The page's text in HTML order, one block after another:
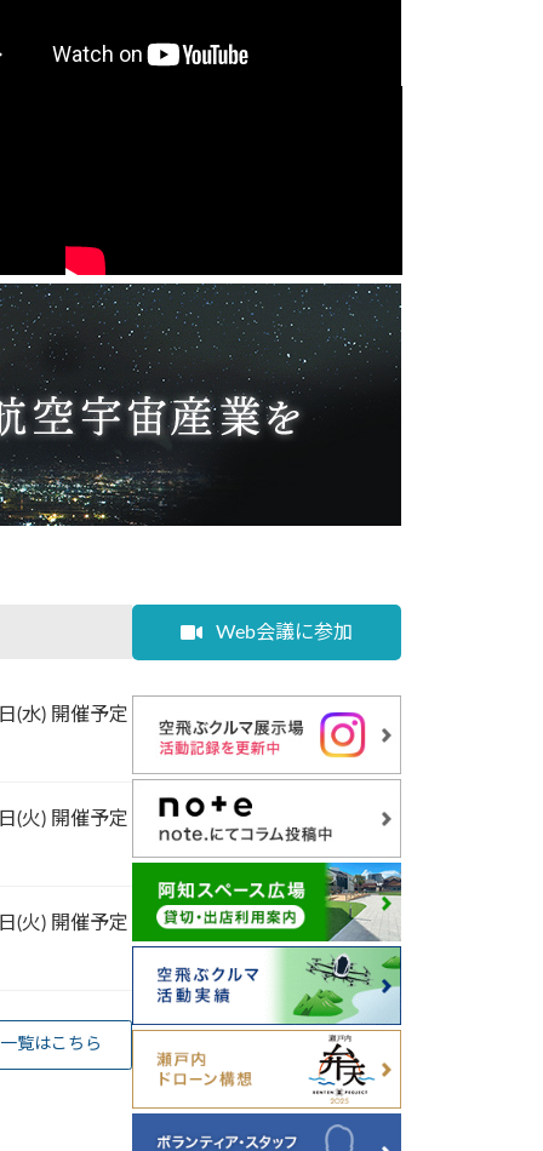
(水) 開催予定
(火) 開催予定
(火) 開催予定
一覧はこちら
Web会議に参加